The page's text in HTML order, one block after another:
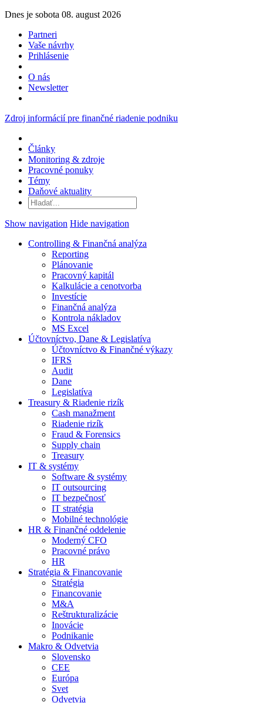
Dnes je sobota 08. august 2026
Partneri
Vaše návrhy
Prihlásenie
O nás
Newsletter
Zdroj informácií pre finančné riadenie podniku
Články
Monitoring & zdroje
Pracovné ponuky
Témy
Daňové aktuality
Show navigation Hide navigation
Controlling & Finančná analýza
Reporting
Plánovanie
Pracovný kapitál
Kalkulácie a cenotvorba
Investície
Finančná analýza
Kontrola nákladov
MS Excel
Účtovníctvo, Dane & Legislatíva
Účtovníctvo & Finančné výkazy
IFRS
Audit
Dane
Legislatíva
Treasury & Riadenie rizík
Cash manažment
Riadenie rizík
Fraud & Forensics
Supply chain
Treasury
IT & systémy
Software & systémy
IT outsourcing
IT bezpečnosť
IT stratégia
Mobilné technológie
HR & Finančné oddelenie
Moderný CFO
Pracovné právo
HR
Stratégia & Financovanie
Stratégia
Financovanie
M&A
Reštrukturalizácie
Inovácie
Podnikanie
Makro & Odvetvia
Slovensko
CEE
Európa
Svet
Odvetvia